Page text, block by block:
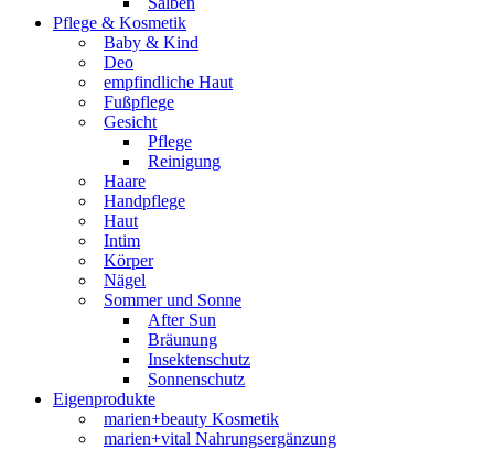
Pflege & Kosmetik
Baby & Kind
Deo
empfindliche Haut
Fußpflege
Gesicht
Pflege
Reinigung
Haare
Handpflege
Haut
Intim
Körper
Nägel
Sommer und Sonne
After Sun
Bräunung
Insektenschutz
Sonnenschutz
Eigenprodukte
marien+beauty Kosmetik
marien+vital Nahrungsergänzung